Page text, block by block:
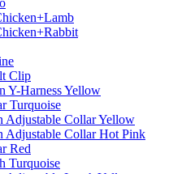
Clip
Y-Harness Yellow
Turquoise
Adjustable Collar Yellow
Adjustable Collar Hot Pink
Red
Turquoise